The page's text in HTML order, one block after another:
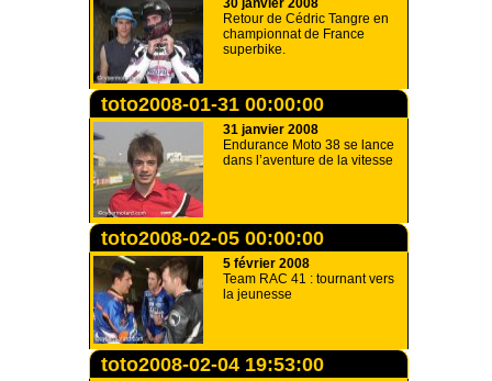
30 janvier 2008
Retour de Cédric Tangre en
championnat de France
superbike.
toto2008-01-31 00:00:00
31 janvier 2008
Endurance Moto 38 se lance
dans l’aventure de la vitesse
toto2008-02-05 00:00:00
5 février 2008
Team RAC 41 : tournant vers
la jeunesse
toto2008-02-04 19:53:00